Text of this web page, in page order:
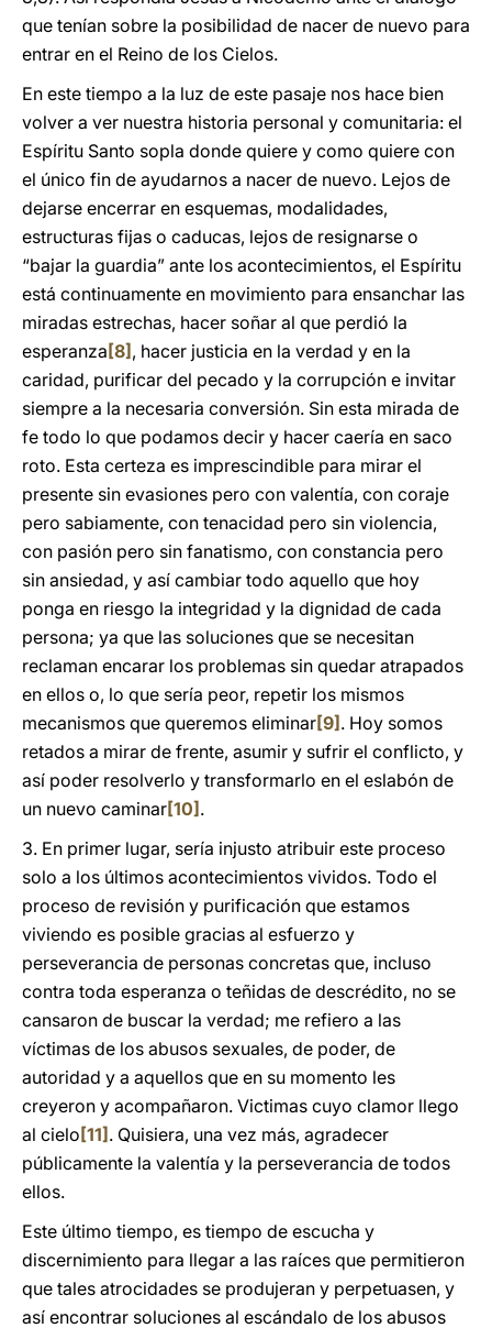
que tenían sobre la posibilidad de nacer de nuevo para
entrar en el Reino de los Cielos.
En este tiempo a la luz de este pasaje nos hace bien
volver a ver nuestra historia personal y comunitaria: el
Espíritu Santo sopla donde quiere y como quiere con
el único fin de ayudarnos a nacer de nuevo. Lejos de
dejarse encerrar en esquemas, modalidades,
estructuras fijas o caducas, lejos de resignarse o
“bajar la guardia” ante los acontecimientos, el Espíritu
está continuamente en movimiento para ensanchar las
miradas estrechas, hacer soñar al que perdió la
esperanza [8] , hacer justicia en la verdad y en la
caridad, purificar del pecado y la corrupción e invitar
siempre a la necesaria conversión. Sin esta mirada de
fe todo lo que podamos decir y hacer caería en saco
roto. Esta certeza es imprescindible para mirar el
presente sin evasiones pero con valentía, con coraje
pero sabiamente, con tenacidad pero sin violencia,
con pasión pero sin fanatismo, con constancia pero
sin ansiedad, y así cambiar todo aquello que hoy
ponga en riesgo la integridad y la dignidad de cada
persona; ya que las soluciones que se necesitan
reclaman encarar los problemas sin quedar atrapados
en ellos o, lo que sería peor, repetir los mismos
mecanismos que queremos eliminar[9] . Hoy somos
retados a mirar de frente, asumir y sufrir el conflicto, y
así poder resolverlo y transformarlo en el eslabón de
un nuevo caminar[10] .
3. En primer lugar, sería injusto atribuir este proceso
solo a los últimos acontecimientos vividos. Todo el
proceso de revisión y purificación que estamos
viviendo es posible gracias al esfuerzo y
perseverancia de personas concretas que, incluso
contra toda esperanza o teñidas de descrédito, no se
cansaron de buscar la verdad; me refiero a las
víctimas de los abusos sexuales, de poder, de
autoridad y a aquellos que en su momento les
creyeron y acompañaron. Victimas cuyo clamor llego
al cielo [11] . Quisiera, una vez más, agradecer
públicamente la valentía y la perseverancia de todos
ellos.
Este último tiempo, es tiempo de escucha y
discernimiento para llegar a las raíces que permitieron
que tales atrocidades se produjeran y perpetuasen, y
así encontrar soluciones al escándalo de los abusos